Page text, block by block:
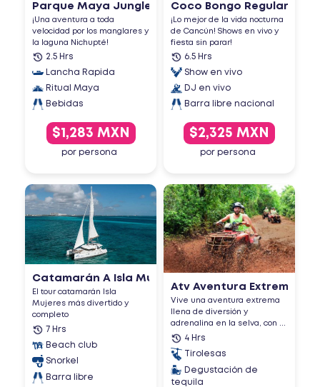
Parque Maya Jungle Tour
¡Una aventura a toda
velocidad por los manglares y
la laguna Nichupté!
2.5 Hrs
Lancha Rapida
Ritual Maya
Bebidas
$1,283 MXN
por persona
Coco Bongo Regular
¡Lo mejor de la vida nocturna
de Cancún! Shows en vivo y
fiesta sin parar!
6.5 Hrs
Show en vivo
DJ en vivo
Barra libre nacional
$2,325 MXN
por persona
Catamarán A Isla Mujeres Pl...
El tour catamarán Isla
Mujeres más divertido y
completo
7 Hrs
Beach club
Snorkel
Barra libre
Atv Aventura Extrema,
Vive una aventura extrema
llena de diversión y
adrenalina en la selva, con ...
4 Hrs
Tirolesas
Degustación de
tequila